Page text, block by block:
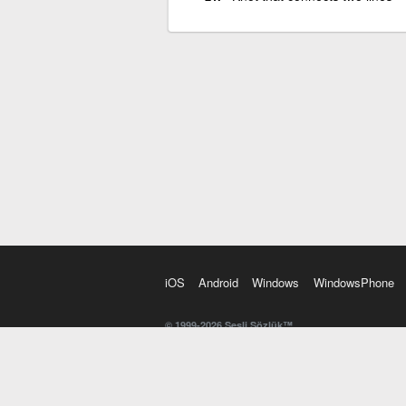
iOS Android Windows WindowsPhone
© 1999-2026 Sesli Sözlük™